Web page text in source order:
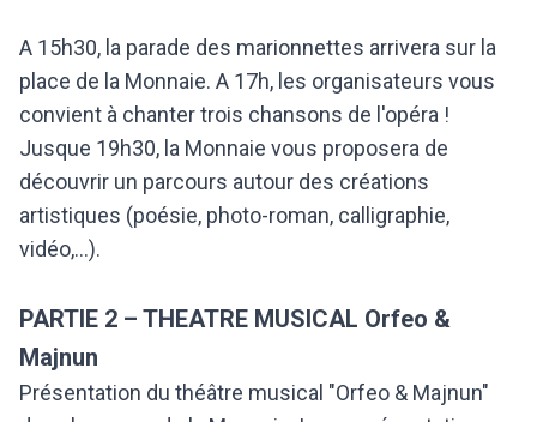
A 15h30, la parade des marionnettes arrivera sur la
place de la Monnaie. A 17h, les organisateurs vous
convient à chanter trois chansons de l'opéra !
Jusque 19h30, la Monnaie vous proposera de
découvrir un parcours autour des créations
artistiques (poésie, photo-roman, calligraphie,
vidéo,...).
PARTIE 2 – THEATRE MUSICAL Orfeo &
Majnun
Présentation du théâtre musical "Orfeo & Majnun"